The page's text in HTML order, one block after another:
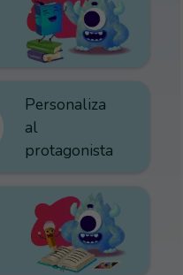
Personaliza
al
protagonista